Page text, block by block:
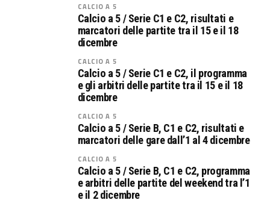
CALCIO A 5
Calcio a 5 / Serie C1 e C2, risultati e
marcatori delle partite tra il 15 e il 18
dicembre
CALCIO A 5
Calcio a 5 / Serie C1 e C2, il programma
e gli arbitri delle partite tra il 15 e il 18
dicembre
CALCIO A 5
Calcio a 5 / Serie B, C1 e C2, risultati e
marcatori delle gare dall’1 al 4 dicembre
CALCIO A 5
Calcio a 5 / Serie B, C1 e C2, programma
e arbitri delle partite del weekend tra l’1
e il 2 dicembre